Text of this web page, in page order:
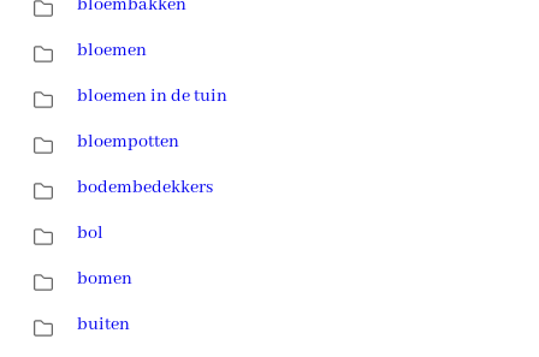
bloembakken
bloemen
bloemen in de tuin
bloempotten
bodembedekkers
bol
bomen
buiten